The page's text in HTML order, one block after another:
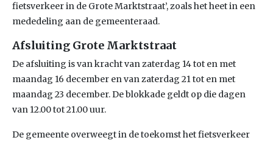
fietsverkeer in de Grote Marktstraat’, zoals het heet in een
mededeling aan de gemeenteraad.
Afsluiting Grote Marktstraat
De afsluiting is van kracht van zaterdag 14 tot en met
maandag 16 december en van zaterdag 21 tot en met
maandag 23 december. De blokkade geldt op die dagen
van 12.00 tot 21.00 uur.
De gemeente overweegt in de toekomst het fietsverkeer